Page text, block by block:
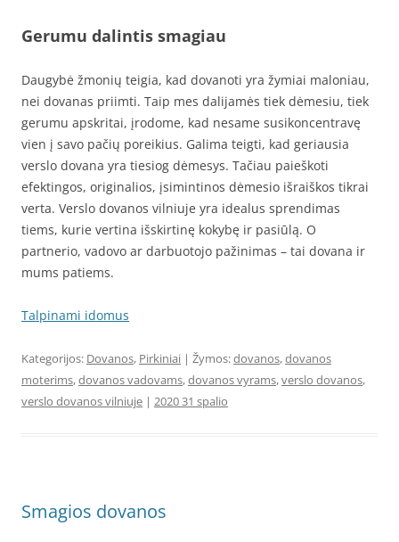
Gerumu dalintis smagiau
Daugybė žmonių teigia, kad dovanoti yra žymiai maloniau,
nei dovanas priimti. Taip mes dalijamės tiek dėmesiu, tiek
gerumu apskritai, įrodome, kad nesame susikoncentravę
vien į savo pačių poreikius. Galima teigti, kad geriausia
verslo dovana yra tiesiog dėmesys. Tačiau paieškoti
efektingos, originalios, įsimintinos dėmesio išraiškos tikrai
verta. Verslo dovanos vilniuje yra idealus sprendimas
tiems, kurie vertina išskirtinę kokybę ir pasiūlą. O
partnerio, vadovo ar darbuotojo pažinimas – tai dovana ir
mums patiems.
Talpinami idomus
Kategorijos: Dovanos, Pirkiniai | Žymos:dovanos,dovanos
moterims,dovanos vadovams,dovanos vyrams,verslo dovanos,
verslo dovanos vilniuje | 2020 31 spalio
Smagios dovanos